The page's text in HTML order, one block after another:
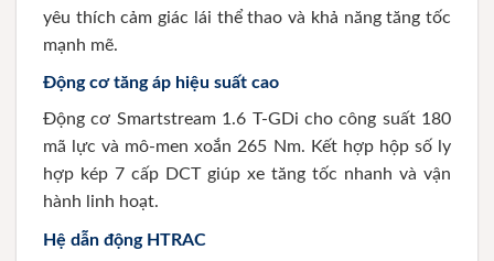
yêu thích cảm giác lái thể thao và khả năng tăng tốc
mạnh mẽ.
Động cơ tăng áp hiệu suất cao
Động cơ Smartstream 1.6 T-GDi cho công suất 180
mã lực và mô-men xoắn 265 Nm. Kết hợp hộp số ly
hợp kép 7 cấp DCT giúp xe tăng tốc nhanh và vận
hành linh hoạt.
Hệ dẫn động HTRAC